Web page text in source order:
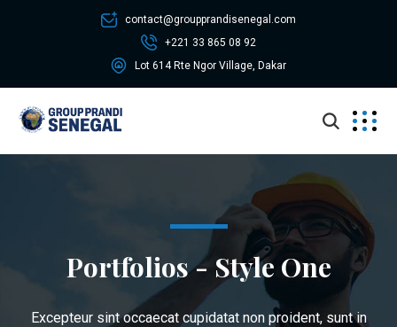
contact@groupprandisenegal.com
+221 33 865 08 92
Lot 614 Rte Ngor Village, Dakar
Portfolios - Style One
Excepteur sint occaecat cupidatat non proident, sunt in